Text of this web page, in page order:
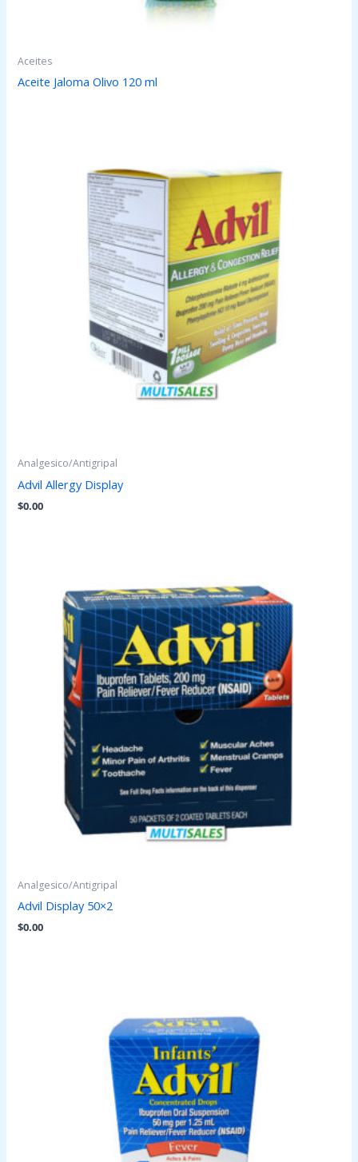
Aceites
Aceite Jaloma Olivo 120 ml
Analgesico/Antigripal
Advil Allergy Display
$0.00
Analgesico/Antigripal
Advil Display 50×2
$0.00